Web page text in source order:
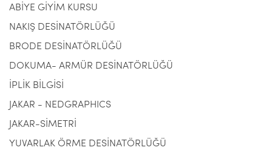
ABİYE GİYİM KURSU
NAKIŞ DESİNATÖRLÜĞÜ
BRODE DESİNATÖRLÜĞÜ
DOKUMA- ARMÜR DESİNATÖRLÜĞÜ
İPLİK BİLGİSİ
JAKAR - NEDGRAPHICS
JAKAR-SİMETRİ
YUVARLAK ÖRME DESİNATÖRLÜĞÜ